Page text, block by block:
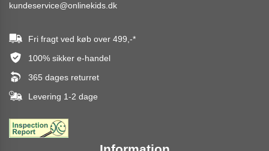
kundeservice@onlinekids.dk
Fri fragt ved køb over 499,-*
100% sikker e-handel
365 dages returret
Levering 1-2 dage